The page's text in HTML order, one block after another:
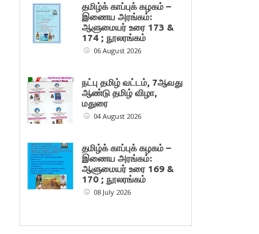
தமிழ்க் காப்புக் கழகம் –
இணைய அரங்கம்:
ஆளுமையர் உரை 173 &
174 ; நூலரங்கம்
06 August 2026
நட்பு தமிழ் வட்டம், 7ஆவது
ஆண்டு தமிழ் விழா,
மதுரை
04 August 2026
தமிழ்க் காப்புக் கழகம் –
இணைய அரங்கம்:
ஆளுமையர் உரை 169 &
170 ; நூலரங்கம்
08 July 2026